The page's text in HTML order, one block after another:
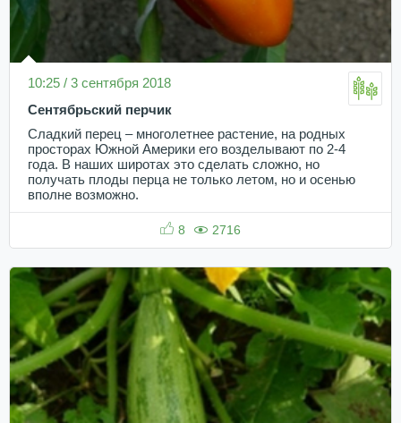
10:25 / 3 сентября 2018
Сентябрьский перчик
Сладкий перец – многолетнее растение, на родных
просторах Южной Америки его возделывают по 2-4
года. В наших широтах это сделать сложно, но
получать плоды перца не только летом, но и осенью
вполне возможно.
8 2716